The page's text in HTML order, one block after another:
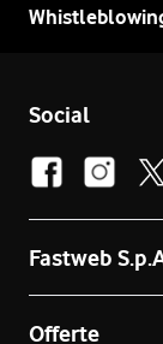
Social
Fastweb
Offerte